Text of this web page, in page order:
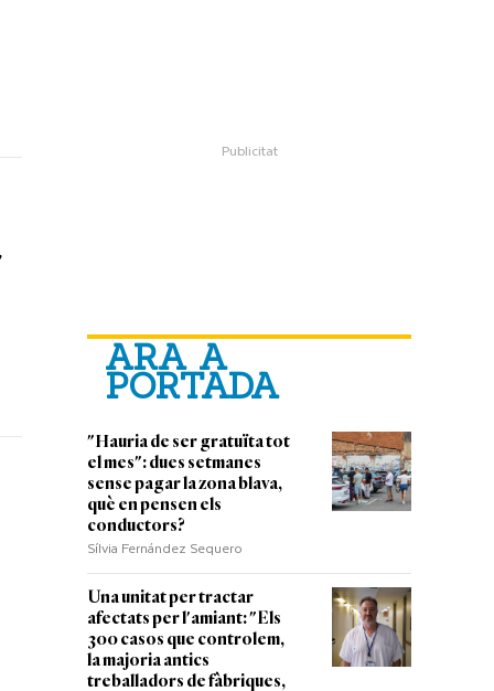
ARA A
PORTADA
"Hauria de ser gratuïta tot
el mes": dues setmanes
sense pagar la zona blava,
què en pensen els
conductors?
Sílvia Fernández Sequero
Una unitat per tractar
afectats per l'amiant: "Els
300 casos que controlem,
la majoria antics
treballadors de fàbriques,